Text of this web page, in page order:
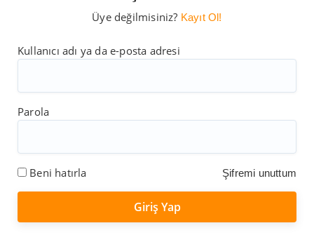
Üye değilmisiniz? Kayıt Ol!
Kullanıcı adı ya da e-posta adresi
Parola
Beni hatırla Şifremi unuttum